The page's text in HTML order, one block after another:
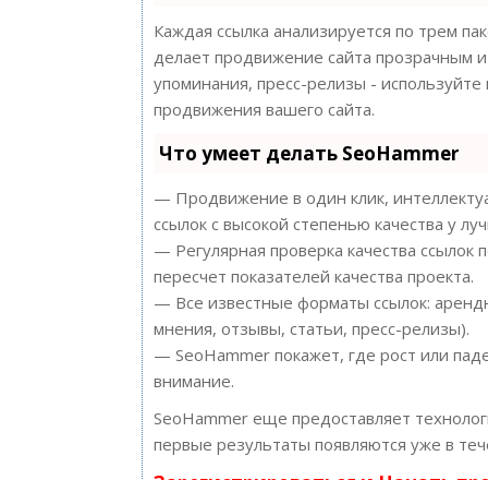
Каждая ссылка анализируется по трем
делает продвижение сайта прозрачным
упоминания, пресс-релизы -
продвижения вашего сайта.
Что умеет делать SeoHammer
— Продвижение в один клик,
ссылок с высокой степенью качества у
— Регулярная проверка качества
пересчет показателей качества проекта.
— Все известные форматы ссылок:
мнения, отзывы, статьи, пресс-релизы).
— SeoHammer покажет, где рост или
внимание.
SeoHammer еще предоставляет
первые результаты появляются уже в